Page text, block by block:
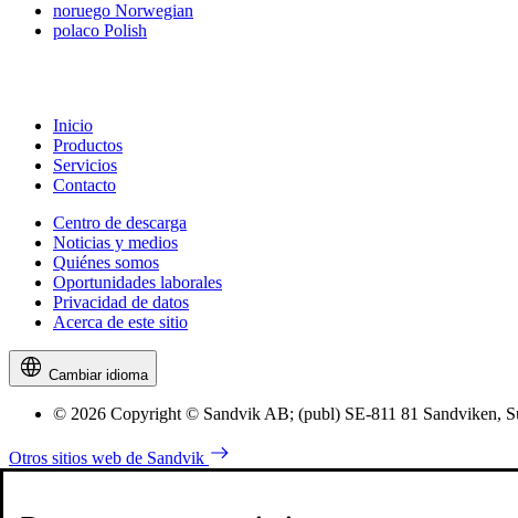
noruego Norwegian
polaco Polish
Inicio
Productos
Servicios
Contacto
Centro de descarga
Noticias y medios
Quiénes somos
Oportunidades laborales
Privacidad de datos
Acerca de este sitio
Cambiar idioma
© 2026 Copyright © Sandvik AB; (publ) SE-811 81 Sandviken,
Otros sitios web de Sandvik